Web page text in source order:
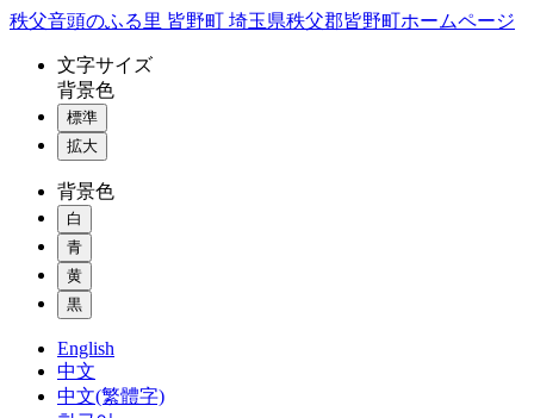
コ
秩父音頭のふる里 皆野町 埼玉県秩父郡皆野町ホームページ
文字サイズ
背景色
標準
拡大
背景色
白
青
黄
黒
English
中文
中文(繁體字)